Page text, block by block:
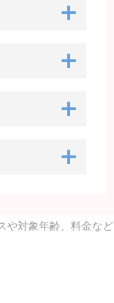
や対象年齢、料金など